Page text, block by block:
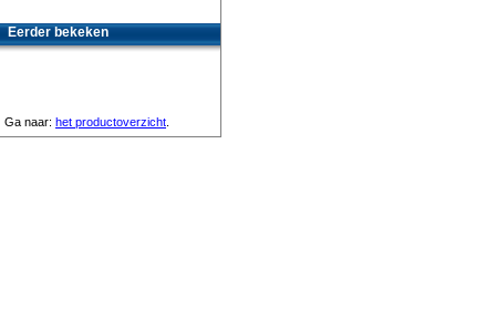
Eerder bekeken
Ga naar: het productoverzicht